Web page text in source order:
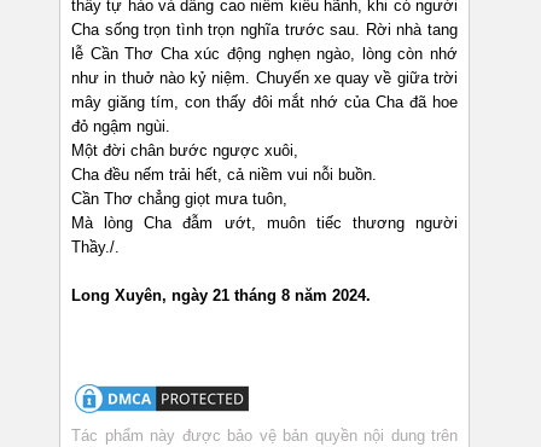
thấy tự hào và dâng cao niềm kiêu hãnh, khi có người
Cha sống trọn tình trọn nghĩa trước sau. Rời nhà tang
lễ Cần Thơ Cha xúc động nghẹn ngào, lòng còn nhớ
như in thuở nào kỷ niệm. Chuyến xe quay về giữa trời
mây giăng tím, con thấy đôi mắt nhớ của Cha đã hoe
đỏ ngậm ngùi.
Một đời chân bước ngược xuôi,
Cha đều nếm trải hết, cả niềm vui nỗi buồn.
Cần Thơ chẳng giọt mưa tuôn,
Mà lòng Cha đẫm ướt, muôn tiếc thương người
Thầy./.
Long Xuyên, ngày 21 tháng 8 năm 2024.
Tác phẩm này được bảo vệ bản quyền nội dung trên